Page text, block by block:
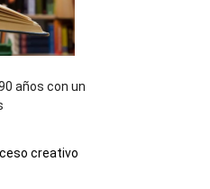
años con un
creativo